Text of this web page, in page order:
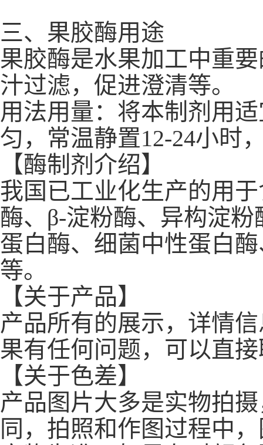
三、果胶酶用途
果胶酶是水果加工中重
汁过滤，促进澄清等。
用法用量：将本制剂用
匀，常温静置12-24小时
【酶制剂介绍】
我国已工业化生产的用
酶、β-淀粉酶、异构淀
蛋白酶、细菌中性蛋白
等。
【关于产品】
产品所有的展示，详情
果有任何问题，可以直
【关于色差】
产品图片大多是实物拍
同，拍照和作图过程中